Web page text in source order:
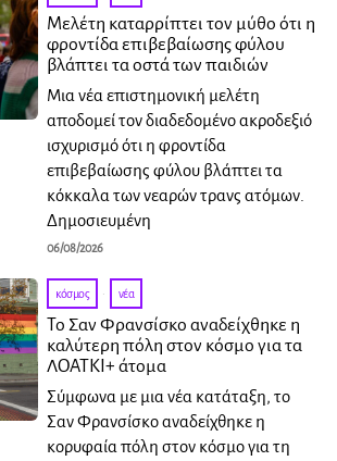
Μελέτη καταρρίπτει τον μύθο ότι η
φροντίδα επιβεβαίωσης φύλου
βλάπτει τα οστά των παιδιών
Μια νέα επιστημονική μελέτη
αποδομεί τον διαδεδομένο ακροδεξιό
ισχυρισμό ότι η φροντίδα
επιβεβαίωσης φύλου βλάπτει τα
κόκκαλα των νεαρών τρανς ατόμων.
Δημοσιευμένη
06/08/2026
κόσμος · νέα
Το Σαν Φρανσίσκο αναδείχθηκε η
καλύτερη πόλη στον κόσμο για τα
ΛΟΑΤΚΙ+ άτομα
Σύμφωνα με μια νέα κατάταξη, το
Σαν Φρανσίσκο αναδείχθηκε η
κορυφαία πόλη στον κόσμο για τη